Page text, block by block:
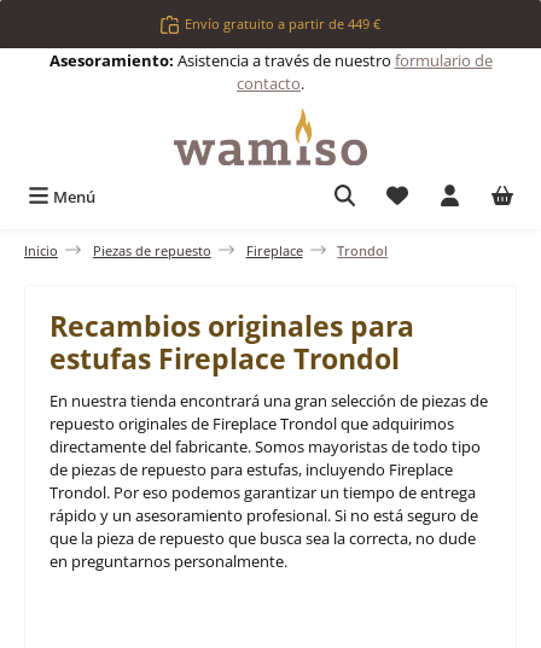
Saltar al contenido principalEnvío gratuito a partir de 449 €
Asesoramiento: Asistencia a través de nuestro formulario de
contacto.
Menú Tienes 0
Inicio Piezas de repuesto Fireplace Trondol
Recambios originales para
estufas Fireplace Trondol
En nuestra tienda encontrará una gran selección de piezas de
repuesto originales de Fireplace Trondol que adquirimos
directamente del fabricante. Somos mayoristas de todo tipo
de piezas de repuesto para estufas, incluyendo Fireplace
Trondol. Por eso podemos garantizar un tiempo de entrega
rápido y un asesoramiento profesional. Si no está seguro de
que la pieza de repuesto que busca sea la correcta, no dude
en preguntarnos personalmente.